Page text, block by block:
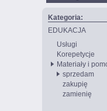
Kategoria:
EDUKACJA
Usługi
Korepetycje
Materiały i
sprzedam
zakupię
zamienię